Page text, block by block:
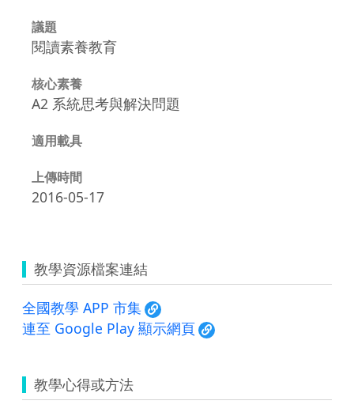
議題
閱讀素養教育
核心素養
A2 系統思考與解決問題
適用載具
上傳時間
2016-05-17
教學資源檔案連結
全國教學 APP 市集
連至 Google Play 顯示網頁
教學心得或方法